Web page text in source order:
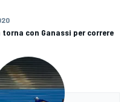
con Ganassi per correre